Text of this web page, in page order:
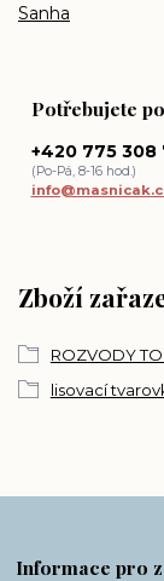
Sanha
Zboží
ROZVODY
lisovací
Potřebujete
+420 775 308
(Po-Pá, 8-16 hod.)
Informace pro